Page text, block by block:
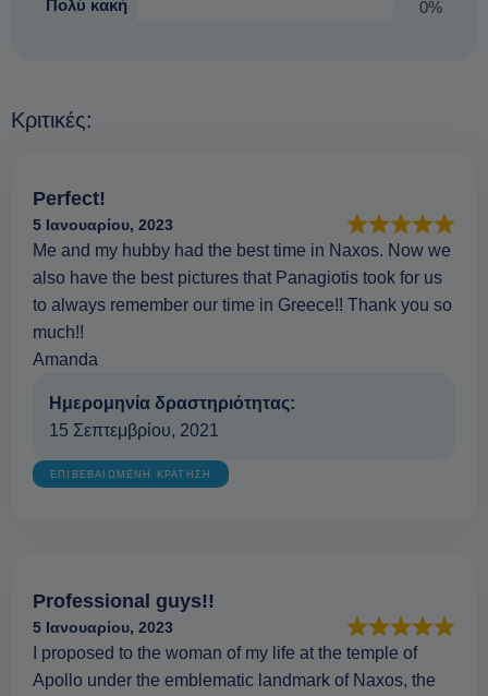
Πολύ κακή 0%
Κριτικές:
Perfect!
5 Ιανουαρίου, 2023
Me and my hubby had the best time in Naxos. Now we
also have the best pictures that Panagiotis took for us
to always remember our time in Greece!! Thank you so
much!!
Amanda
Ημερομηνία δραστηριότητας:
15 Σεπτεμβρίου, 2021
ΕΠΙΒΕΒΑΙΩΜΕΝΗ ΚΡΑΤΗΣΗ
Professional guys!!
5 Ιανουαρίου, 2023
I proposed to the woman of my life at the temple of
Apollo under the emblematic landmark of Naxos, the